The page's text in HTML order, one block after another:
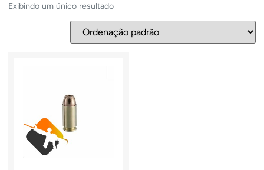
Exibindo um único resultado